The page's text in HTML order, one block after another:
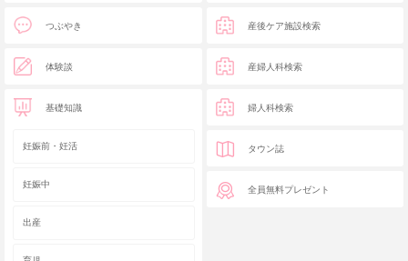
つぶやき
体験談
基礎知識
妊娠前・妊活
妊娠中
出産
産後ケア施設検索
産婦人科検索
婦人科検索
タウン誌
全員無料プレゼント